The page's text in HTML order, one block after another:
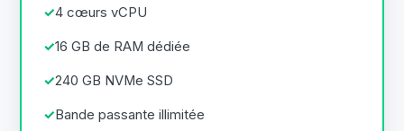
4 cœurs vCPU
16 GB de RAM dédiée
240 GB NVMe SSD
Bande passante illimitée